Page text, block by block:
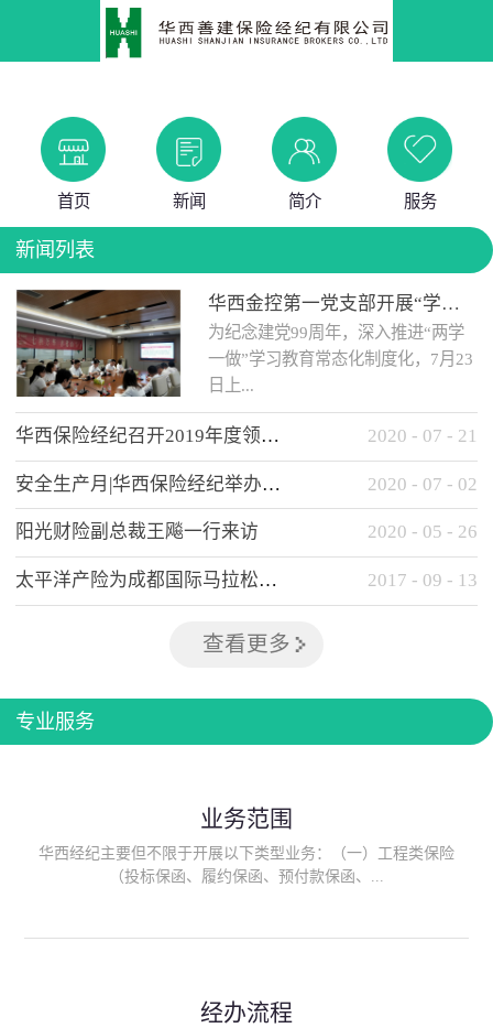
首页 新闻 简介 服务
新闻列表
华西金控第一党支部开展“学党史 知党情 做合格党员”主题教育工作会
为纪念建党99周年，深入推进“两学
一做”学习教育常态化制度化，7月23
日上...
午，华西金控第一党支部举办了“学
党史、知党情、...
华西保险经纪召开2019年度领导班子述职考核工作会 2020 - 07 - 21
安全生产月|华西保险经纪举办应急消防安全知识培训 2020 - 07 - 02
阳光财险副总裁王飚一行来访 2020 - 05 - 26
太平洋产险为成都国际马拉松提供全方位保险保障 2017 - 09 - 13
查看更多
专业服务
业务范围
华西经纪主要但不限于开展以下类型业务：（一）工程类保险
（投标保函、履约保函、预付款保函、...
险、政府公共安全责任保险/自然灾害公众责任保险、精神病监护
经办流程